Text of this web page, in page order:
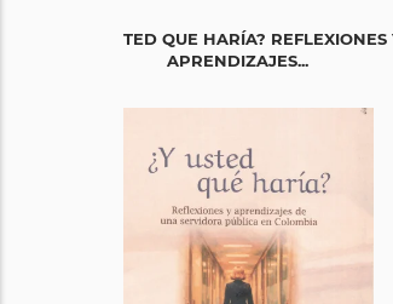
¿ Y USTED QUE HARÍA? REFLEXIONES
APRENDIZAJES...